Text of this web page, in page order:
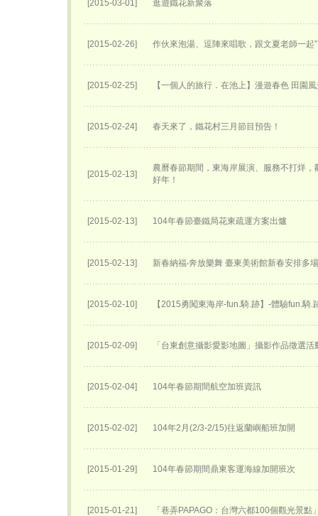
[2015-03-01] 逛遊鐵花新聚落
[2015-02-26] 作伙來泡湯、逗陣來唱歌，跟文夏老師一起
[2015-02-25] 【一個人的旅行．在池上】漫遊春色 田園
[2015-02-24] 春天來了，鐵花村三月節目預告！
[2015-02-13]
農曆春節期間，東海岸展演、服務不打烊
好年！
[2015-02-13] 104年春節臺鐵局花東疏運方案出爐
[2015-02-13] 新春納福‧奔放樂舞 臺東美術館新春安排多
[2015-02-10] 【2015勇闖東海岸-fun.騎.跡】-體驗fun.騎.
[2015-02-09] 「台東創意攝影愛影地圖」攝影作品徵選活
[2015-02-04] 104年春節期間航空加班資訊
[2015-02-02] 104年2月(2/3-2/15)往返蘭嶼船班加開
[2015-01-29] 104年春節期間鼎東客運海線加開班次
[2015-01-21] 「巷弄PAPAGO：台灣六都100個觀光景點